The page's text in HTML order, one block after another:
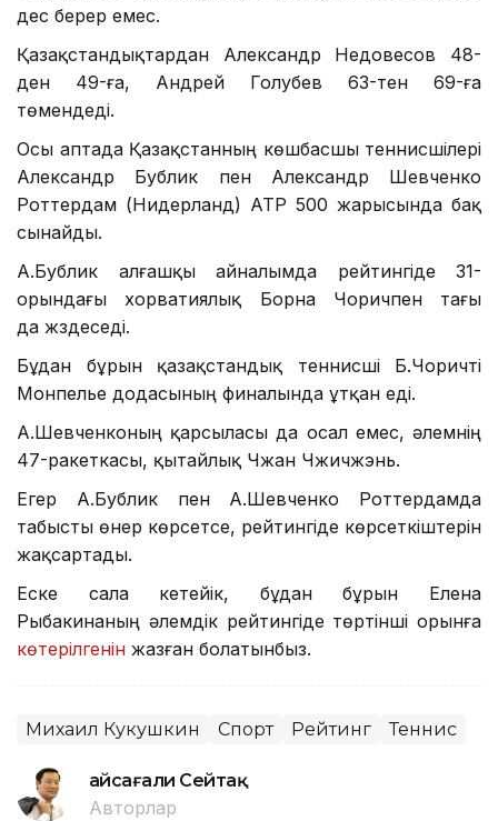
дес берер емес.
Қазақстандықтардан Александр Недовесов 48-
ден 49-ға, Андрей Голубев 63-тен 69-ға
төмендеді.
Осы аптада Қазақстанның көшбасшы теннисшілері
Александр Бублик пен Александр Шевченко
Роттердам (Нидерланд) ATP 500 жарысында бақ
сынайды.
А.Бублик алғашқы айналымда рейтингіде 31-
орындағы хорватиялық Борна Чоричпен тағы
да жүздеседі.
Бұдан бұрын қазақстандық теннисші Б.Чоричті
Монпелье додасының финалында ұтқан еді.
А.Шевченконың қарсыласы да осал емес, әлемнің
47-ракеткасы, қытайлық Чжан Чжичжэнь.
Егер А.Бублик пен А.Шевченко Роттердамда
табысты өнер көрсетсе, рейтингіде көрсеткіштерін
жақсартады.
Еске сала кетейік, бұдан бұрын Елена
Рыбакинаның әлемдік рейтингіде төртінші орынға
көтерілгенін жазған болатынбыз.
Михаил Кукушкин Спорт Рейтинг Теннис
Ғайсағали Сейтақ
Авторлар